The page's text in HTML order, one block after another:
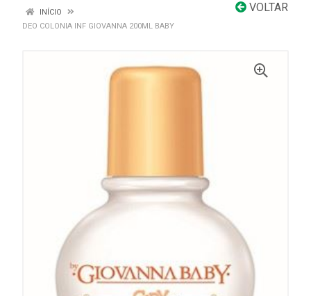
VOLTAR
INÍCIO
DEO COLONIA INF GIOVANNA 200ML BABY